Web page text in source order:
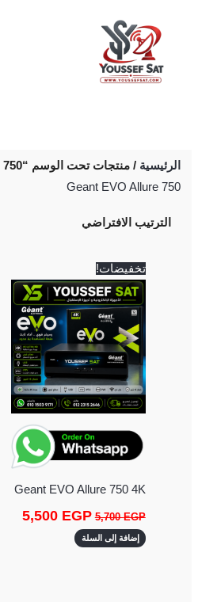
الرئيسية / منتجات تحت الوسم “Geant EVO Allure 750”
Geant EVO Allure 750
تخفيضات!
Geant EVO Allure 750 4K
5,700EGP
الأصلي
هو:
5,700 EGP.
5,500 EGP
الحالي
5,500 EGP.
إضافة إلى السلة